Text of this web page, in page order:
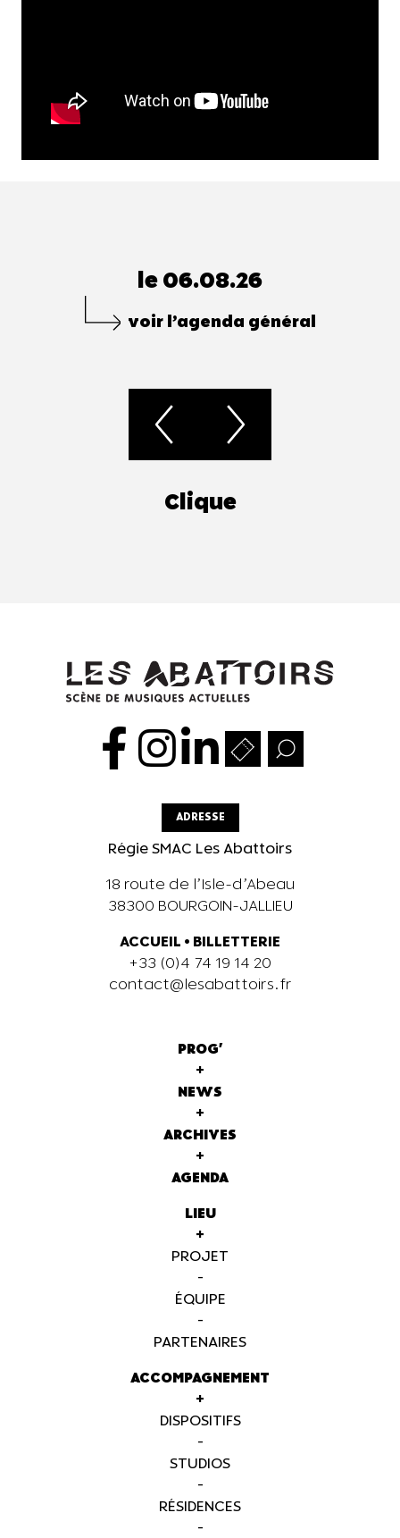
le 06.08.26
voir l’agenda général
Clique
ADRESSE
Régie SMAC Les Abattoirs
18 route de l’Isle-d’Abeau
38300 BOURGOIN-JALLIEU
ACCUEIL • BILLETTERIE
+33 (0)4 74 19 14 20
contact@lesabattoirs.fr
PROG'
+
NEWS
+
ARCHIVES
+
AGENDA
LIEU
+
PROJET
-
ÉQUIPE
-
PARTENAIRES
ACCOMPAGNEMENT
+
DISPOSITIFS
-
STUDIOS
-
RÉSIDENCES
-